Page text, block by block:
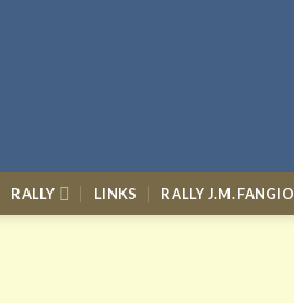
RALLY LINKS RALLY J.M. FANGIO